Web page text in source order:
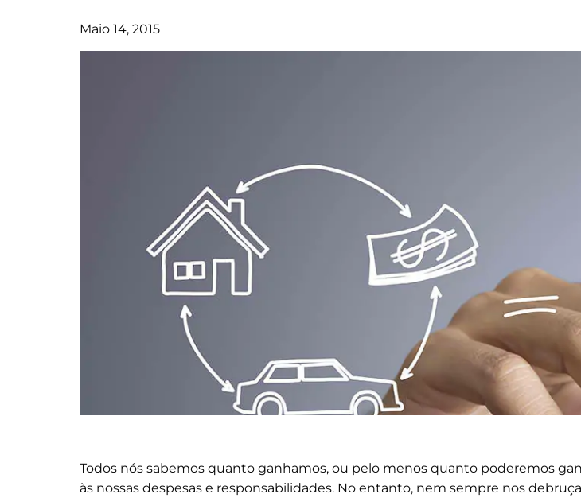
Maio 14, 2015
Todos nós sabemos quanto ganhamos, ou pelo menos quanto poderemos
às nossas despesas e responsabilidades. No entanto, nem sempre nos